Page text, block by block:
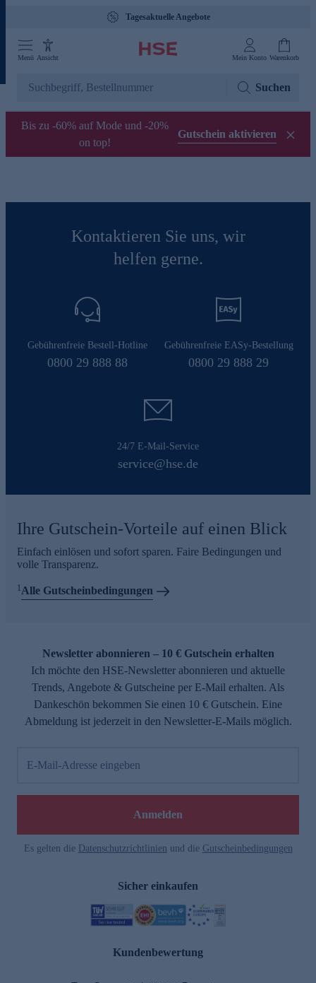
Tagesaktuelle Angebote
Menü Ansicht Mein Konto Warenkorb
Suchen
Bis zu -60% auf Mode und -20%
on top!
Gutschein aktivieren
Kontaktieren Sie uns, wir
helfen gerne.
Gebührenfreie Bestell-Hotline
0800 29 888 88
Gebührenfreie EASy-Bestellung
0800 29 888 29
24/7 E-Mail-Service
service@hse.de
Ihre Gutschein-Vorteile auf einen Blick
Einfach einlösen und sofort sparen. Faire Bedingungen und
volle Transparenz.
1Alle Gutscheinbedingungen
Newsletter abonnieren – 10 € Gutschein erhalten
Ich möchte den HSE-Newsletter abonnieren und aktuelle
Trends, Angebote & Gutscheine per E-Mail erhalten. Als
Dankeschön bekommen Sie einen 10 € Gutschein. Eine
Abmeldung ist jederzeit in den Newsletter-E-Mails möglich.
E-Mail-Adresse eingeben
Anmelden
Es gelten die Datenschutzrichtlinien und die Gutscheinbedingungen
Sicher einkaufen
Kundenbewertung